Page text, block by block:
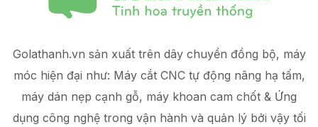
Golathanh.vn sản xuất trên dây chuyền đồng bộ, máy
móc hiện đại như: Máy cắt CNC tự động nâng hạ tấm,
máy dán nẹp cạnh gỗ, máy khoan cam chốt & Ứng
dụng công nghệ trong vận hành và quản lý bởi vậy tối